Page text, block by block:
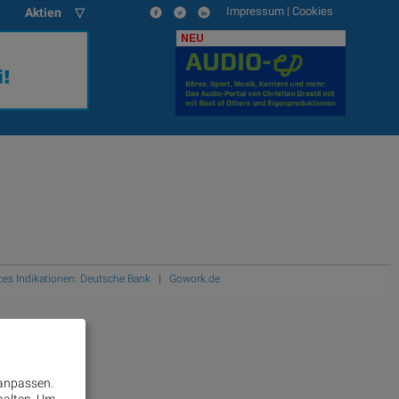
Aktien ▽ Impressum | Cookies
NEU
Indikationen: Deutsche Bank | Gowork.de